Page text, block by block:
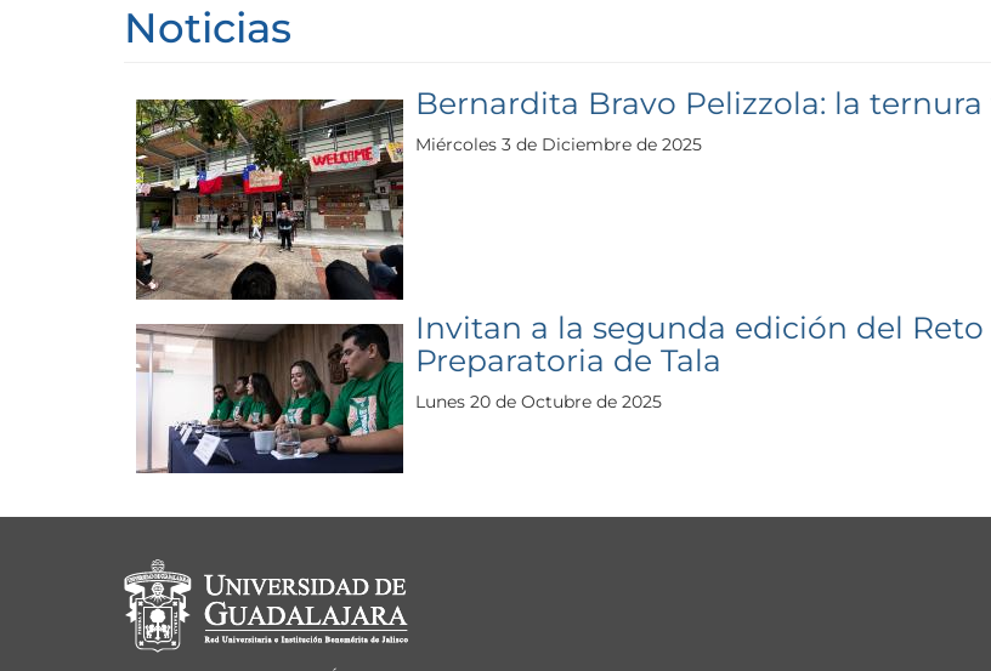
Noticias
Bernardita Bravo Pelizzola: la
Miércoles 3 de Diciembre de 2025
Invitan a la segunda edición del Reto
Preparatoria de Tala
Lunes 20 de Octubre de 2025
Información del portal